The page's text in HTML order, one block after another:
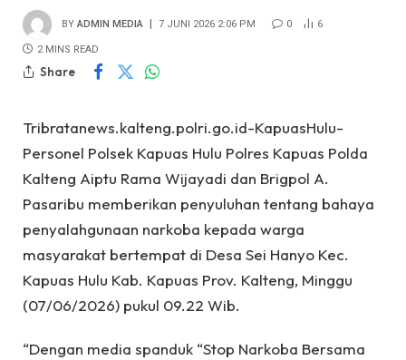
BY ADMIN MEDIA 7 JUNI 2026 2:06 PM 0 6
2 MINS READ
Share
Tribratanews.kalteng.polri.go.id-KapuasHulu-
Personel Polsek Kapuas Hulu Polres Kapuas Polda
Kalteng Aiptu Rama Wijayadi dan Brigpol A.
Pasaribu memberikan penyuluhan tentang bahaya
penyalahgunaan narkoba kepada warga
masyarakat bertempat di Desa Sei Hanyo Kec.
Kapuas Hulu Kab. Kapuas Prov. Kalteng, Minggu
(07/06/2026) pukul 09.22 Wib.
“Dengan media spanduk “Stop Narkoba Bersama